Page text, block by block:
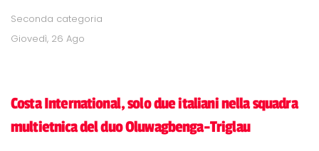
Seconda categoria
Giovedì, 26 Ago
Costa International, solo due italiani nella squadra
multietnica del duo Oluwagbenga-Triglau